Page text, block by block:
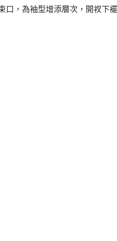
，為袖型增添層次，開衩下